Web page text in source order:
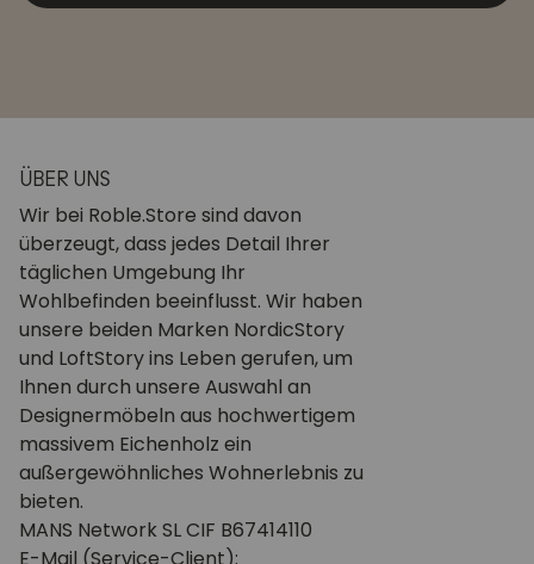
ÜBER UNS
Wir bei Roble.Store sind davon
überzeugt, dass jedes Detail Ihrer
täglichen Umgebung Ihr
Wohlbefinden beeinflusst. Wir haben
unsere beiden Marken NordicStory
und LoftStory ins Leben gerufen, um
Ihnen durch unsere Auswahl an
Designermöbeln aus hochwertigem
massivem Eichenholz ein
außergewöhnliches Wohnerlebnis zu
bieten.
MANS Network SL CIF B67414110